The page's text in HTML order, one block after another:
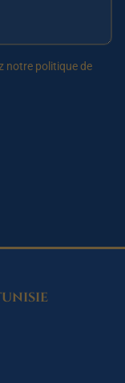
notre politique de